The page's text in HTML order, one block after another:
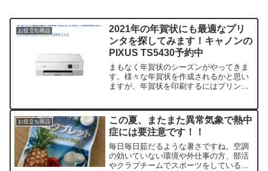
お役立ち商品
2021年の年賀状にも最適なプリ
ンタを探してみます！キャノンの
PIXUS TS5430予約中
まもなく年賀状のシーズンがやってきま
す。様々な年賀状を作成されるかと思い
ますが、年賀状を印刷するにはプリンタ
を探してみたところちょうどいいのがあ
ったので、こちらのプリン...
お役立ち商品
この夏、またまた異常気象で熱中
症には要注意です！！
毎日毎日茹だるような暑さですね。空調
の効いていない環境や外仕事の方、部活
やクラブチームでスポーツをしているお